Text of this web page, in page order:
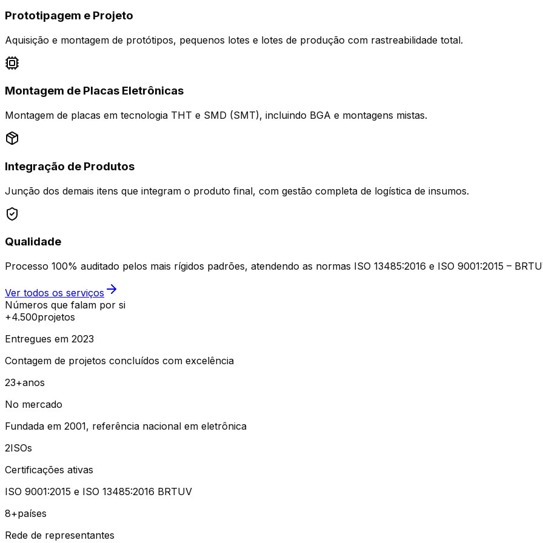
Prototipagem e Projeto
Aquisição e montagem de protótipos, pequenos lotes e lotes de produção com rastreabilidade total.
Montagem de Placas Eletrônicas
Montagem de placas em tecnologia THT e SMD (SMT), incluindo BGA e montagens mistas.
Integração de Produtos
Junção dos demais itens que integram o produto final, com gestão completa de logística de insumos.
Qualidade
Processo 100% auditado pelos mais rígidos padrões, atendendo as normas ISO 13485:2016 e ISO 9001:2015 –
Ver todos os serviços
Números que falam por si
+4.500projetos
Entregues em 2023
Contagem de projetos concluídos com excelência
23+anos
No mercado
Fundada em 2001, referência nacional em eletrônica
2ISOs
Certificações ativas
ISO 9001:2015 e ISO 13485:2016 BRTUV
8+países
Rede de representantes